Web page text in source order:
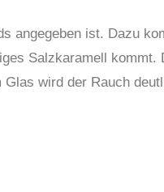
angegeben ist. Dazu
Salzkaramell
wird der Rauch